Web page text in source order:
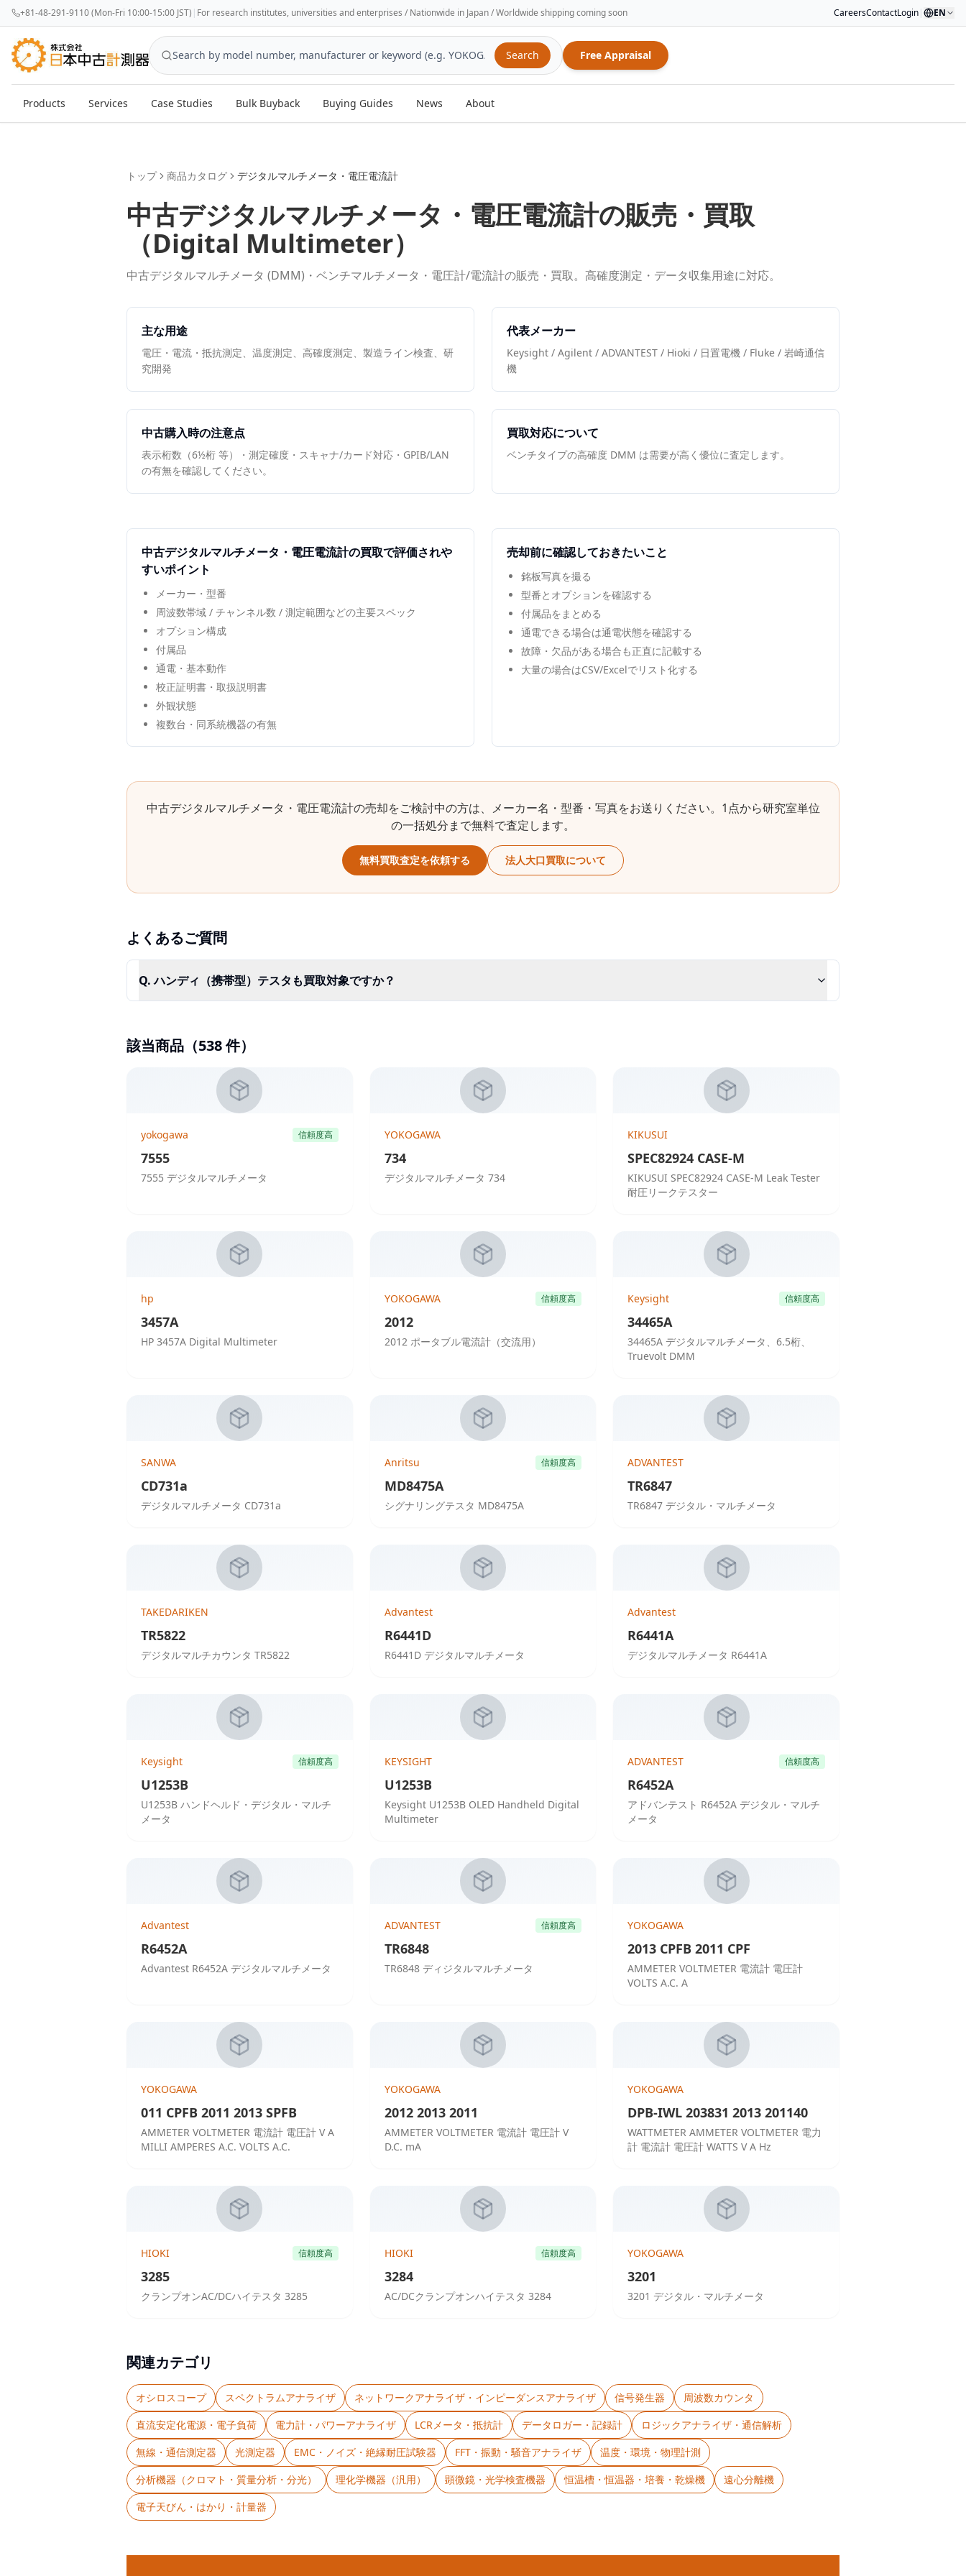
+81-48-291-9110 (Mon-Fri 10:00-15:00 JST) | For research institutes, universities and enterprises / Nationwide in Japan / Worldwide shipping coming soon CareersContactLogin| EN
Search Free Appraisal
Products Services Case Studies Bulk Buyback Buying Guides News About
トップ 商品カタログ デジタルマルチメータ・電圧電流計
中古デジタルマルチメータ・電圧電流計の販売・買取
（Digital Multimeter）
中古デジタルマルチメータ (DMM)・ベンチマルチメータ・電圧計/電流計の販売・買取。高確度測定・データ収集用途に対応。
主な用途
電圧・電流・抵抗測定、温度測定、高確度測定、製造ライン検査、研
究開発
代表メーカー
Keysight / Agilent / ADVANTEST / Hioki / 日置電機 / Fluke / 岩崎通信
機
中古購入時の注意点
表示桁数（6½桁 等）・測定確度・スキャナ/カード対応・GPIB/LAN
の有無を確認してください。
買取対応について
ベンチタイプの高確度 DMM は需要が高く優位に査定します。
中古デジタルマルチメータ・電圧電流計の買取で評価されや
すいポイント
メーカー・型番
周波数帯域 / チャンネル数 / 測定範囲などの主要スペック
オプション構成
付属品
通電・基本動作
校正証明書・取扱説明書
外観状態
複数台・同系統機器の有無
売却前に確認しておきたいこと
銘板写真を撮る
型番とオプションを確認する
付属品をまとめる
通電できる場合は通電状態を確認する
故障・欠品がある場合も正直に記載する
大量の場合はCSV/Excelでリスト化する
中古デジタルマルチメータ・電圧電流計の売却をご検討中の方は、メーカー名・型番・写真をお送りください。1点から研究室単位
の一括処分まで無料で査定します。
無料買取査定を依頼する 法人大口買取について
よくあるご質問
Q.ハンディ（携帯型）テスタも買取対象ですか？
該当商品（538件）
yokogawa 信頼度高
7555
7555 デジタルマルチメータ
YOKOGAWA
734
デジタルマルチメータ 734
KIKUSUI
SPEC82924 CASE-M
KIKUSUI SPEC82924 CASE-M Leak Tester
耐圧リークテスター
hp
3457A
HP 3457A Digital Multimeter
YOKOGAWA 信頼度高
2012
2012 ポータブル電流計（交流用）
Keysight 信頼度高
34465A
34465A デジタルマルチメータ、6.5桁、
Truevolt DMM
SANWA
CD731a
デジタルマルチメータ CD731a
Anritsu 信頼度高
MD8475A
シグナリングテスタ MD8475A
ADVANTEST
TR6847
TR6847 デジタル・マルチメータ
TAKEDARIKEN
TR5822
デジタルマルチカウンタ TR5822
Advantest
R6441D
R6441D デジタルマルチメータ
Advantest
R6441A
デジタルマルチメータ R6441A
Keysight 信頼度高
U1253B
U1253B ハンドヘルド・デジタル・マルチ
メータ
KEYSIGHT
U1253B
Keysight U1253B OLED Handheld Digital
Multimeter
ADVANTEST 信頼度高
R6452A
アドバンテスト R6452A デジタル・マルチ
メータ
Advantest
R6452A
Advantest R6452A デジタルマルチメータ
ADVANTEST 信頼度高
TR6848
TR6848 ディジタルマルチメータ
YOKOGAWA
2013 CPFB 2011 CPF
AMMETER VOLTMETER 電流計 電圧計
VOLTS A.C. A
YOKOGAWA
011 CPFB 2011 2013 SPFB
AMMETER VOLTMETER 電流計 電圧計 V A
MILLI AMPERES A.C. VOLTS A.C.
YOKOGAWA
2012 2013 2011
AMMETER VOLTMETER 電流計 電圧計 V
D.C. mA
YOKOGAWA
DPB-IWL 203831 2013 201140
WATTMETER AMMETER VOLTMETER 電力
計 電流計 電圧計 WATTS V A Hz
HIOKI 信頼度高
3285
クランプオンAC/DCハイテスタ 3285
HIOKI 信頼度高
3284
AC/DCクランプオンハイテスタ 3284
YOKOGAWA
3201
3201 デジタル・マルチメータ
関連カテゴリ
オシロスコープ スペクトラムアナライザ ネットワークアナライザ・インピーダンスアナライザ 信号発生器
周波数カウンタ
直流安定化電源・電子負荷
電力計・パワーアナライザ LCRメータ・抵抗計 データロガー・記録計
ロジックアナライザ・通信解析
無線・通信測定器
光測定器 EMC・ノイズ・絶縁耐圧試験器 FFT・振動・騒音アナライザ
温度・環境・物理計測
分析機器（クロマト・質量分析・分光）
理化学機器（汎用） 顕微鏡・光学検査機器 恒温槽・恒温器・培養・乾燥機
遠心分離機
電子天びん・はかり・計量器